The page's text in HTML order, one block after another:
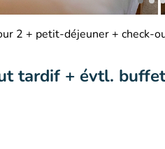
2 + petit-déjeuner + check-
tardif + évtl.